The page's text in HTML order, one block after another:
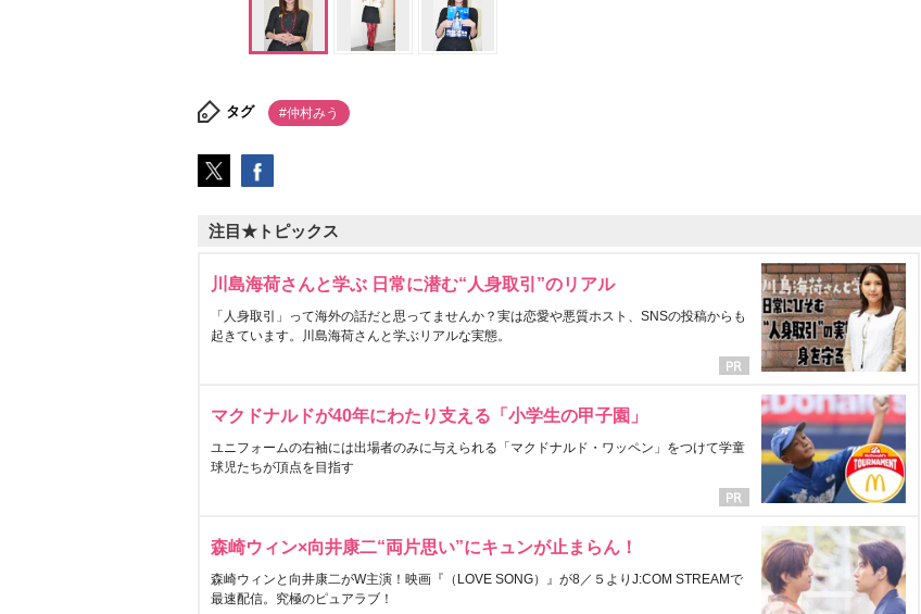
タグ #仲村みう
注目★トピックス
川島海荷さんと学ぶ 日常に潜む“人身取引”のリアル
「人身取引」って海外の話だと思ってませんか？実は恋愛や悪質ホスト、SNSの投稿からも
起きています。川島海荷さんと学ぶリアルな実態。
マクドナルドが40年にわたり支える「小学生の甲子園」
ユニフォームの右袖には出場者のみに与えられる「マクドナルド・ワッペン」をつけて学童
球児たちが頂点を目指す
森崎ウィン×向井康二“両片思い”にキュンが止まらん！
森崎ウィンと向井康二がW主演！映画『（LOVE SONG）』が8／５よりJ:COM STREAMで
最速配信。究極のピュアラブ！